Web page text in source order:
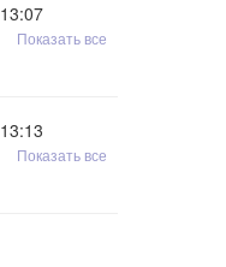
13:07
Показать все
13:13
Показать все